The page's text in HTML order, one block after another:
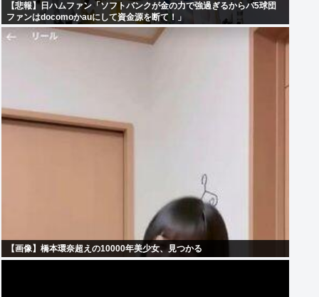
【悲報】日ハムファン「ソフトバンクが金の力で強過ぎるからパ5球団
ファンはdocomoかauにして資金源を断て！」
【画像】橋本環奈超えの10000年美少女、見つかる